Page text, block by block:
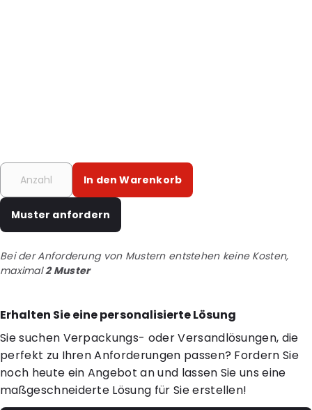
In den Warenkorb
Muster anfordern
Bei der Anforderung von Mustern entstehen keine Kosten,
maximal2 Muster
Erhalten Sie eine personalisierte Lösung
Sie suchen Verpackungs- oder Versandlösungen, die
perfekt zu Ihren Anforderungen passen? Fordern Sie
noch heute ein Angebot an und lassen Sie uns eine
maßgeschneiderte Lösung für Sie erstellen!